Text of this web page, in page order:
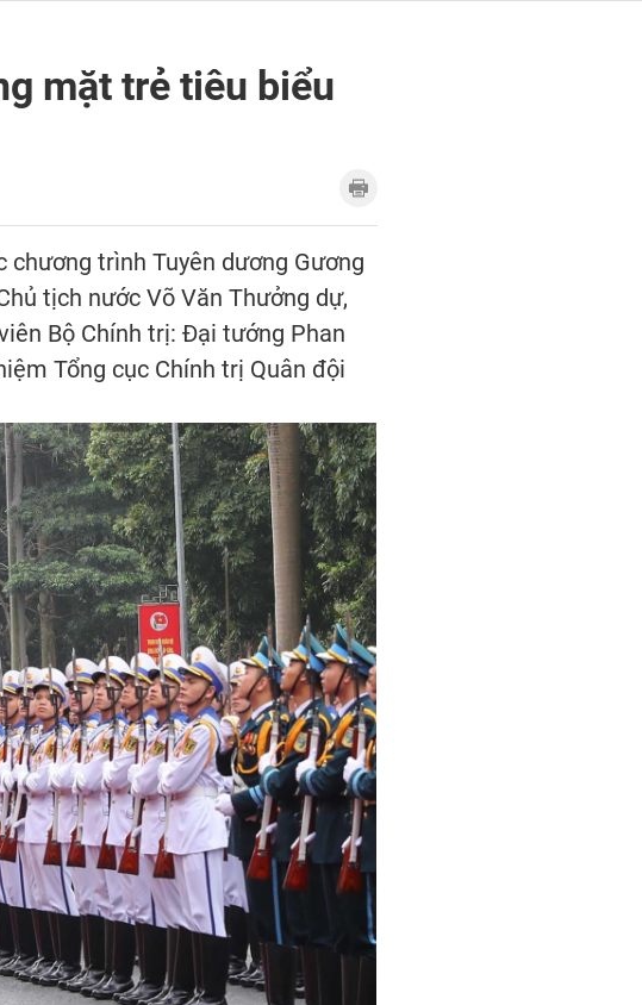
mặt trẻ tiêu biểu
chương trình Tuyên dương Gương
tịch nước Võ Văn Thưởng dự,
Bộ Chính trị: Đại tướng Phan
Tổng cục Chính trị Quân đội